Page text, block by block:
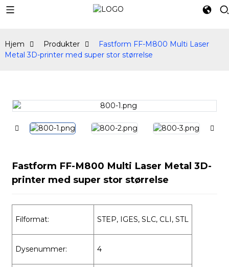
Hjem Produkter
Fastform FF-M800 Multi Laser
Metal 3D-printer med super stor størrelse
Fastform FF-M800 Multi Laser Metal 3D-
printer med super stor størrelse
Filformat: STEP, IGES, SLC, CLI, STL
Dysenummer: 4